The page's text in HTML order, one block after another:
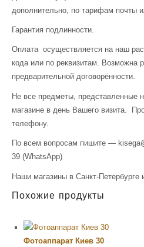
дополнительно, по тарифам почты
Гарантия подлинности.
Оплата осуществляется на наш
кода или по реквизитам. Возможна
предварительной договорённости.
Не все предметы, представленные
магазине в день Вашего визита.
телефону.
По всем вопросам пишите —
39 (WhatsApp)
Наши магазины в Санкт-
Похожие продукты
Фотоаппарат Киев 30